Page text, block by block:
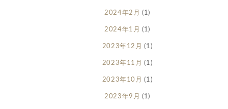
2024年2月 (1)
2024年1月 (1)
2023年12月 (1)
2023年11月 (1)
2023年10月 (1)
2023年9月 (1)